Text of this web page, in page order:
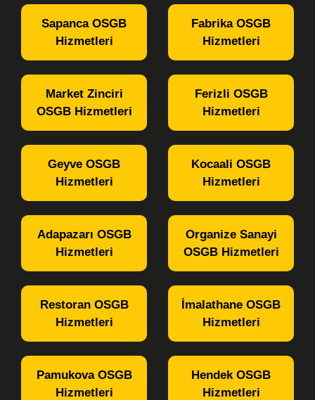
Sapanca OSGB
Hizmetleri
Fabrika OSGB
Hizmetleri
Market Zinciri
OSGB Hizmetleri
Ferizli OSGB
Hizmetleri
Geyve OSGB
Hizmetleri
Kocaali OSGB
Hizmetleri
Adapazarı OSGB
Hizmetleri
Organize Sanayi
OSGB Hizmetleri
Restoran OSGB
Hizmetleri
İmalathane OSGB
Hizmetleri
Pamukova OSGB
Hizmetleri
Hendek OSGB
Hizmetleri